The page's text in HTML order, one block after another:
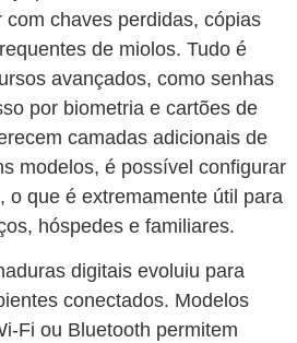
com chaves perdidas, cópias
de miolos. Tudo é
avançados, como senhas
por biometria e cartões de
camadas adicionais de
modelos, é possível configurar
o que é extremamente útil para
hóspedes e familiares.
digitais evoluiu para
conectados. Modelos
Fi ou Bluetooth permitem